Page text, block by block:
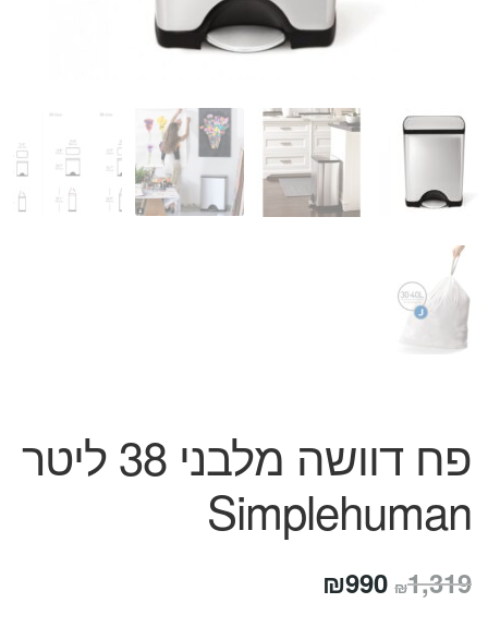
מתנות למטבח
מתכונים שלכם
מאמרים
עגלת קניות
פח דוושה מלבני 38 ליטר
Simplehuman
₪1,319 המחיר
₪990